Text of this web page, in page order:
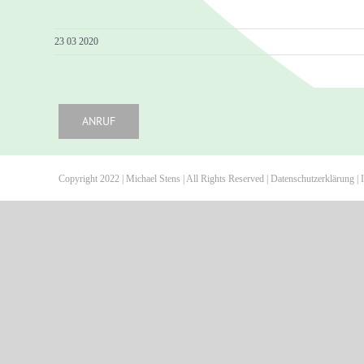
23 03 2020
ANRUF
Copyright 2022 | Michael Stens | All Rights Reserved | Datenschutzerklärung